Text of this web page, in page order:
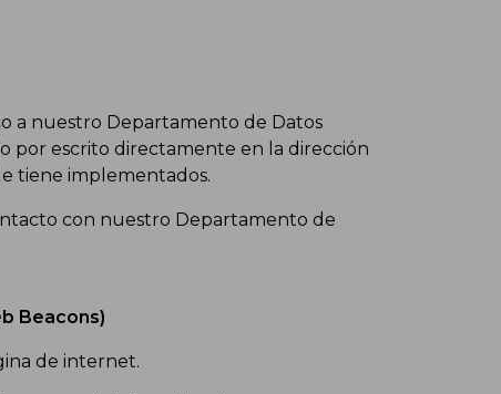
a nuestro Departamento de Datos
por escrito directamente en la dirección
tiene implementados.
con nuestro Departamento de
Beacons)
de internet.